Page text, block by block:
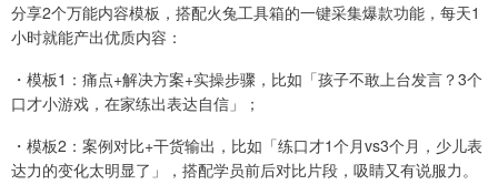
分享2个万能内容模板，搭配火兔工具箱的一键采集爆款功能，每天1
小时就能产出优质内容：
・模板1：痛点+解决方案+实操步骤，比如「孩子不敢上台发言？3个
口才小游戏，在家练出表达自信」；
・模板2：案例对比+干货输出，比如「练口才1个月vs3个月，少儿表
达力的变化太明显了」，搭配学员前后对比片段，吸睛又有说服力。